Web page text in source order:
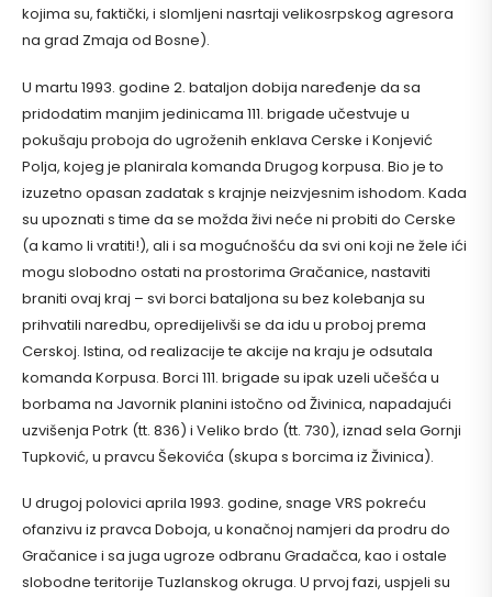
kojima su, faktički, i slomljeni nasrtaji velikosrpskog agresora
na grad Zmaja od Bosne).
U martu 1993. godine 2. bataljon dobija naređenje da sa
pridodatim manjim jedinicama 111. brigade učestvuje u
pokušaju proboja do ugroženih enklava Cerske i Konjević
Polja, kojeg je planirala komanda Drugog korpusa. Bio je to
izuzetno opasan zadatak s krajnje neizvjesnim ishodom. Kada
su upoznati s time da se možda živi neće ni probiti do Cerske
(a kamo li vratiti!), ali i sa mogućnošću da svi oni koji ne žele ići
mogu slobodno ostati na prostorima Gračanice, nastaviti
braniti ovaj kraj – svi borci bataljona su bez kolebanja su
prihvatili naredbu, opredijelivši se da idu u proboj prema
Cerskoj. Istina, od realizacije te akcije na kraju je odsutala
komanda Korpusa. Borci 111. brigade su ipak uzeli učešća u
borbama na Javornik planini istočno od Živinica, napadajući
uzvišenja Potrk (tt. 836) i Veliko brdo (tt. 730), iznad sela Gornji
Tupković, u pravcu Šekovića (skupa s borcima iz Živinica).
U drugoj polovici aprila 1993. godine, snage VRS pokreću
ofanzivu iz pravca Doboja, u konačnoj namjeri da prodru do
Gračanice i sa juga ugroze odbranu Gradačca, kao i ostale
slobodne teritorije Tuzlanskog okruga. U prvoj fazi, uspjeli su